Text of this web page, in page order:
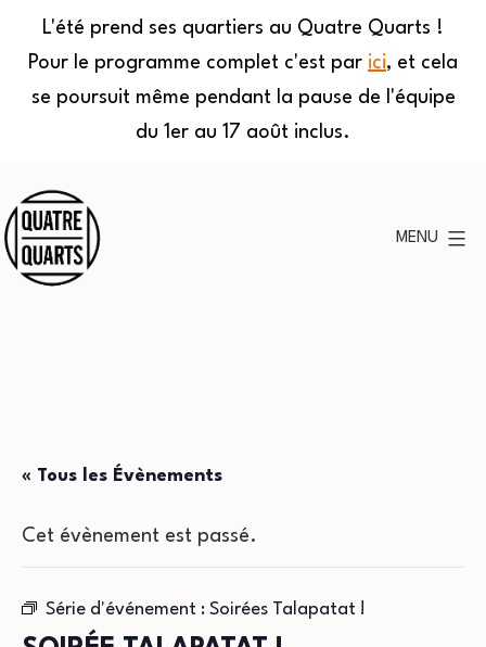
L'été prend ses quartiers au Quatre Quarts !
Pour le programme complet c'est par ici, et cela
se poursuit même pendant la pause de l'équipe
du 1er au 17 août inclus.
au
contenu
MENU
« Tous les Évènements
Cet évènement est passé.
Série d'événement : Soirées Talapatat !